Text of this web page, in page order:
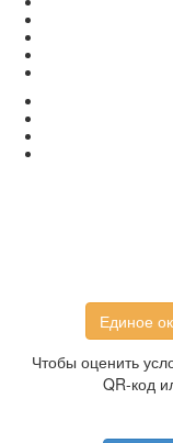
Единое
Чтобы оценить
QR-код